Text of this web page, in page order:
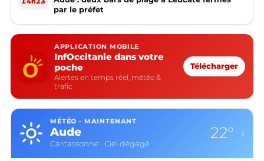
par le préfet
APPLICATION MOBILE
InfOccitanie dans votre
poche
Alertes en temps réel, météo &
trafic
Télécharger
MÉTÉO · MAINTENANT
Aude
Carcassonne · Ciel dégagé
22° ›